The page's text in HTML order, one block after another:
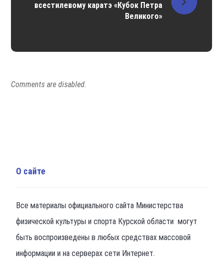
всестилевому каратэ «Кубок Петра
Великого»
Comments are disabled.
О сайте
Все материалы официального сайта Министерства
физической культуры и спорта Курской области могут
быть воспроизведены в любых средствах массовой
информации и на серверах сети Интернет.